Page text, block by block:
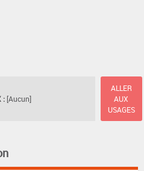
: [Aucun]
ALLER
AUX
USAGES